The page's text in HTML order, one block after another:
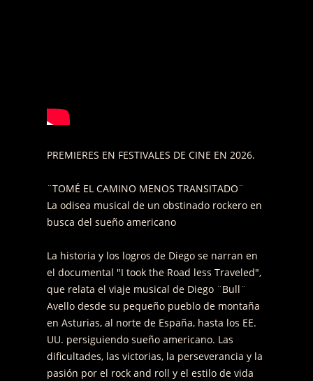
PREMIERES EN FESTIVALES DE CINE EN 2026.
¨TOMÉ EL CAMINO MENOS TRANSITADO¨
La odisea musical de un obstinado rockero en
busca del sueño americano
La historia y los logros de Diego se narran en
el documental "I took the Road less Traveled",
que relata el viaje musical de Diego ¨Bull¨
Avello desde su pequeño pueblo de montaña
en Asturias, al norte de España, hasta los EE.
UU. persiguiendo sueño americano. Las
dificultades, las victorias, la perseverancia y la
pasión por el rock and roll y el estilo de vida